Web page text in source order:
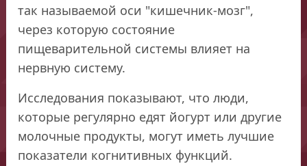
так называемой оси "кишечник-мозг",
через которую состояние
пищеварительной системы влияет на
нервную систему.
Исследования показывают, что люди,
которые регулярно едят йогурт или другие
молочные продукты, могут иметь лучшие
показатели когнитивных функций.